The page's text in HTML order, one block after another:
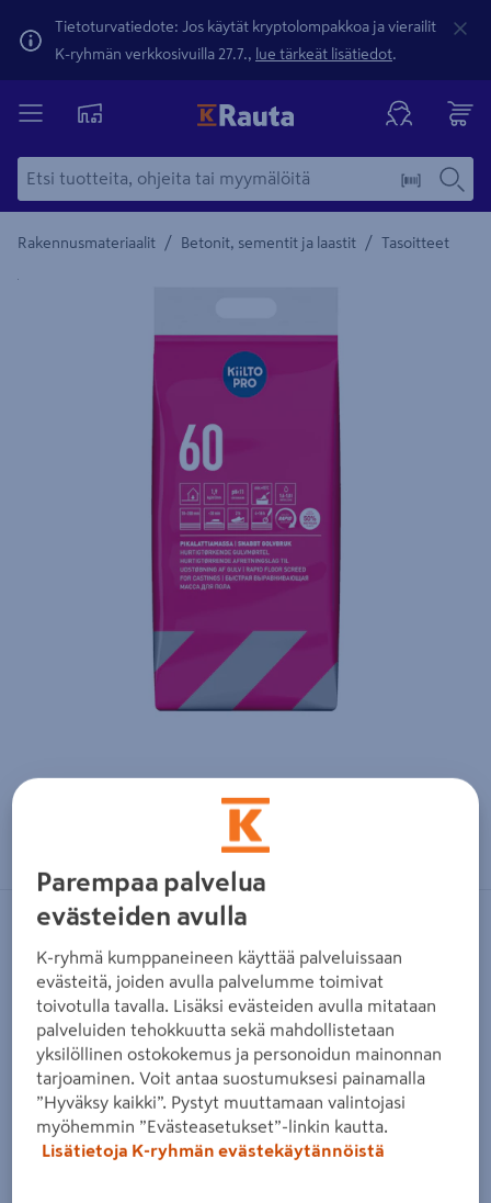
Tietoturvatiedote: Jos käytät kryptolompakkoa ja vierailit
K-ryhmän verkkosivuilla 27.7., lue tärkeät lisätiedot.
Rakennusmateriaalit / Betonit, sementit ja laastit / Tasoitteet
Yksityiskohtainen kuvaus löytyy Tuotteen kuvaus -
Zoomaa kuvaa sormilla kosketusnäytöllä
Pikalattiamassa Kiilto 60 20kg
KIILTO PRO
Tuotenumero :500352624 EAN-koodi:6411512022208
Nopeasti lujittuva ja kuivuva lattiamassa valuihin,
täyttöihin ja kallistusten tekoon sisätiloissa 10–200 mm:n
kerroksena. Noin 11 l/säkki valmista massaa. Matala-
alkalinen, sementtisideaineinen.
Parempaa palvelua
evästeiden avulla
K-ryhmä kumppaneineen käyttää palveluissaan
evästeitä, joiden avulla palvelumme toimivat
toivotulla tavalla. Lisäksi evästeiden avulla mitataan
palveluiden tehokkuutta sekä mahdollistetaan
yksilöllinen ostokokemus ja personoidun mainonnan
tarjoaminen. Voit antaa suostumuksesi painamalla
”Hyväksy kaikki”. Pystyt muuttamaan valintojasi
myöhemmin ”Evästeasetukset”-linkin kautta.
Lisätietoja K-ryhmän evästekäytännöistä